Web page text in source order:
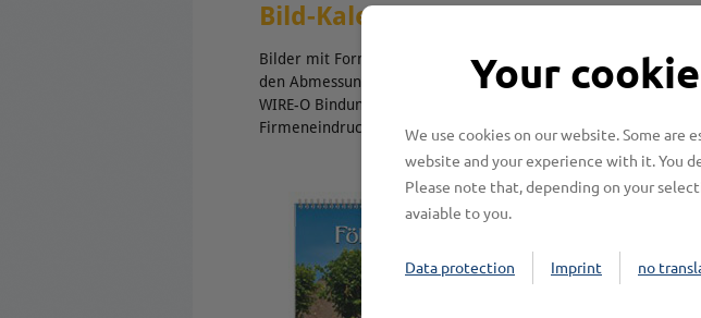
Bild-Kalender
Bilder mit Format: unsere größten Kalender werden in
den Abmessungen 325 x 330 mm gedruckt und sind mit
WIRE-O Bindung versehen. Der Artikel kann auch mit
Firmeneindruck hergestellt werden.
Your
We use cookies on our website. Some
website and your experience with it. You
Please note that, depending on your
avaiable to you.
Data protection Imprint no